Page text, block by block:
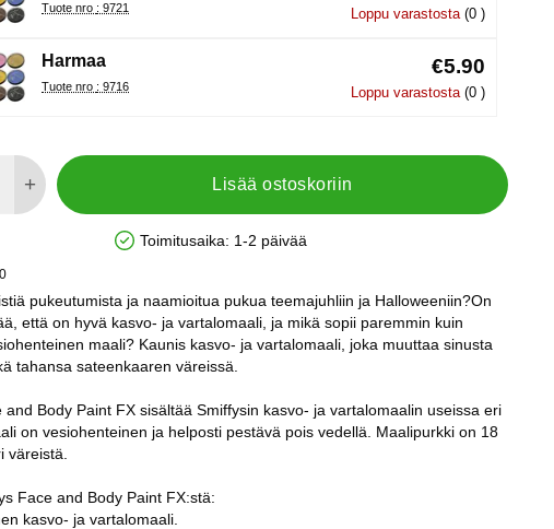
Tuote nro : 9721 Loppu varastosta (0 )
Harmaa
Tuote nro : 9716
€5.90
Loppu varastosta (0 )
+ Lisää ostoskoriin
Saatavuus: Varastossa
Toimitusaika: 1-2 päivää
pukeutumista ja naamioitua pukua teemajuhliin ja Halloweeniin?On
että on hyvä kasvo- ja vartalomaali, ja mikä sopii paremmin kuin
maali? Kaunis kasvo- ja vartalomaali, joka muuttaa sinusta
tahansa sateenkaaren väreissä.
and Body Paint FX sisältää Smiffysin kasvo- ja vartalomaalin useissa eri
on vesiohenteinen ja helposti pestävä pois vedellä. Maalipurkki on 18
väreistä.
Face and Body Paint FX:stä:
kasvo- ja vartalomaali.